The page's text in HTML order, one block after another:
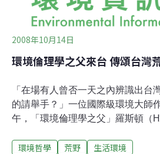
2008年10月14日
環境倫理學之父來台 傳頌台灣
「在場有人曾否一天之內辨識出台
的請舉手？」一位國際級環境大師
午，「環境倫理學之父」羅斯頓（
調，大多人都認為人需要城市，卻
環境哲學 荒野 生活環境